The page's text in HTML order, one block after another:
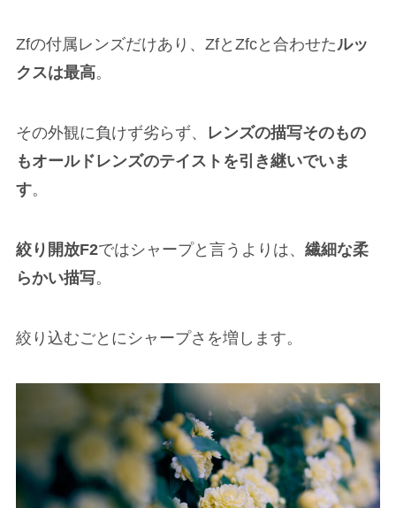
Zfの付属レンズだけあり、ZfとZfcと合わせたルッ
クスは最高。
その外観に負けず劣らず、
レンズの描写そのもの
もオールドレンズのテイストを引き継いでいま
す。
絞り開放F2ではシャープと言うよりは、 繊細な柔
らかい描写。
絞り込むごとにシャープさを増します。